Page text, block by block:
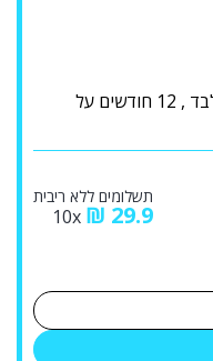
6 חודשים על פגמי יצור בלבד , 12 חודשים על
תשלומים ללא ריבית
₪ 29.9